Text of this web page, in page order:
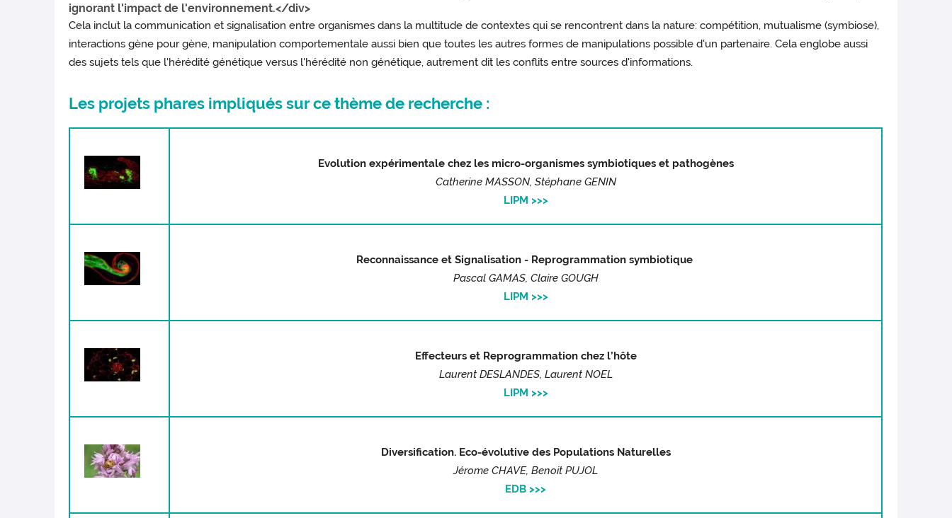
ignorant l'impact de l'environnement.</div>
Cela inclut la communication et signalisation entre organismes dans la multitude de contextes qui se rencontrent dans la nature: compétition, mutualisme (symbiose),
interactions gène pour gène, manipulation comportementale aussi bien que toutes les autres formes de manipulations possible d'un partenaire. Cela englobe aussi
des sujets tels que l'hérédité génétique versus l'hérédité non génétique, autrement dit les conflits entre sources d'informations.
Les projets phares impliqués sur ce thème de recherche :
Evolution expérimentale chez les micro-organismes symbiotiques et pathogènes
Catherine MASSON, Stéphane GENIN
LIPM >>>
Reconnaissance et Signalisation - Reprogrammation symbiotique
Pascal GAMAS, Claire GOUGH
LIPM >>>
Effecteurs et Reprogrammation chez l’hôte
Laurent DESLANDES, Laurent NOEL
LIPM >>>
Diversification. Eco-évolutive des Populations Naturelles
Jérome CHAVE, Benoit PUJOL
EDB >>>